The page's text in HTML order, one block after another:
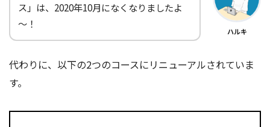
ス」は、2020年10月になくなりましたよ
～！
ハルキ
代わりに、以下の2つのコースにリニューアルされていま
す。